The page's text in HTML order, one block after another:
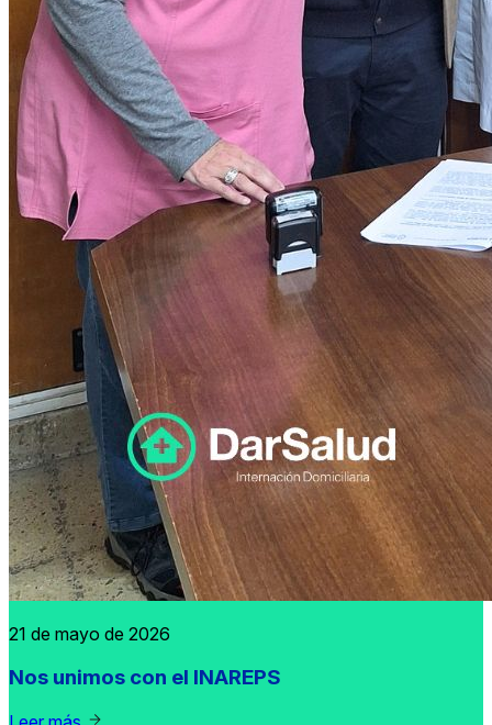
21 de mayo de 2026
Nos unimos con el INAREPS